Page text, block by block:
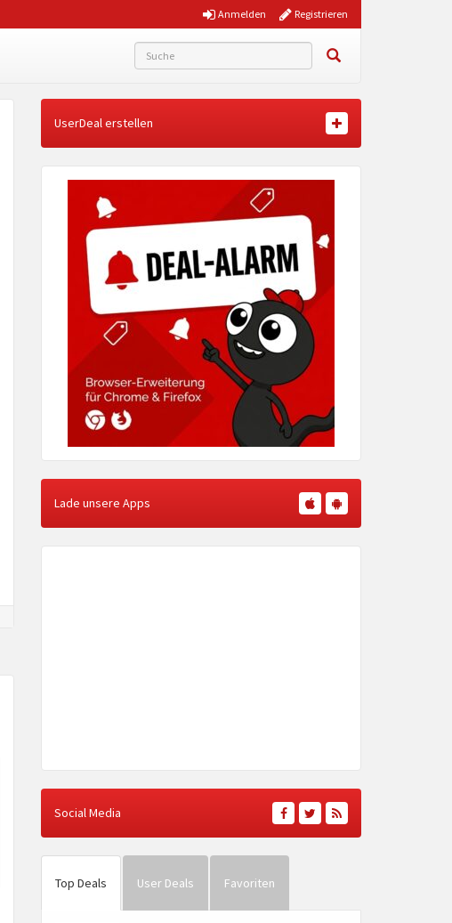
Registrieren
Anmelden
UserDeal erstellen
Lade unsere Apps
Social Media
Top Deals User Deals Favoriten